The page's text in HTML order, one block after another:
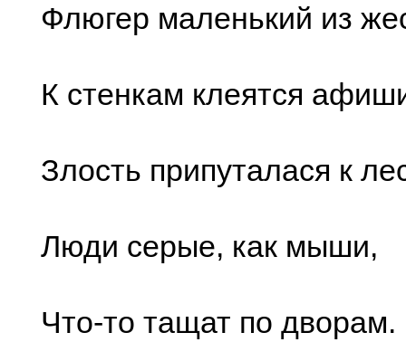
Флюгер маленький из
К стенкам клеятся
Злость припуталася к
Люди серые, как мыши,
Что-то тащат по дворам.